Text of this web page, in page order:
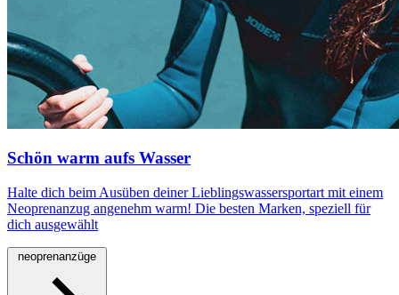
Schön warm aufs Wasser
Halte dich beim Ausüben deiner Lieblingswassersportart mit einem
Neoprenanzug angenehm warm! Die besten Marken, speziell für
dich ausgewählt
neoprenanzüge